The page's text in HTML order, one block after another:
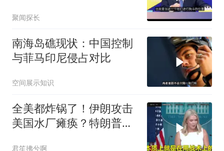
对武力！
聚闻探长
南海岛礁现状：中国控制
与菲马印尼侵占对比
空间展示知识
全美都炸锅了！伊朗攻击
美国水厂瘫痪？特朗普却
君笙拂兮啊